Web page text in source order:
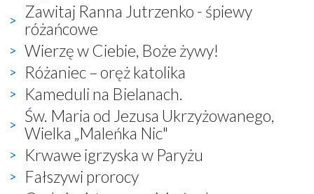
Zawitaj Ranna Jutrzenko - śpiewy
różańcowe
Wierzę w Ciebie, Boże żywy!
Różaniec – oręż katolika
Kameduli na Bielanach.
Św. Maria od Jezusa Ukrzyżowanego,
Wielka „Maleńka Nic"
Krwawe igrzyska w Paryżu
Fałszywi prorocy